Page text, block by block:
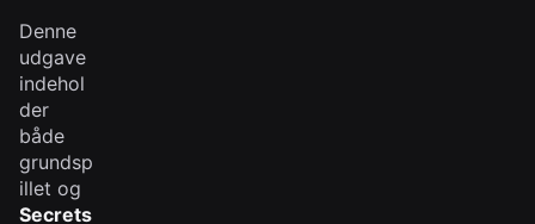
Denne
udgave
indehol
der
både
grundsp
illet og
Secrets